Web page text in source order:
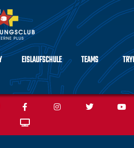
EISLAUFSCHULE TEAMS